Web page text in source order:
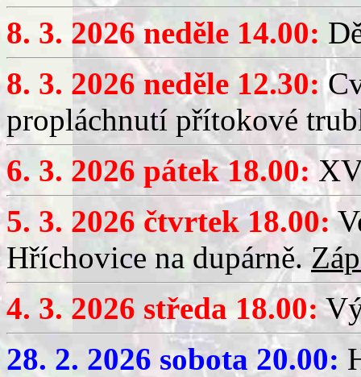
8. 3. 2026 neděle 14.00:
8. 3. 2026 neděle 12.30:
propláchnutí přítokové
6. 3. 2026 pátek 18.00:
5. 3. 2026 čtvrtek 18.00:
Hříchovice na dupárně.
4. 3. 2026 středa 18.00:
28. 2. 2026 sobota 20.00: